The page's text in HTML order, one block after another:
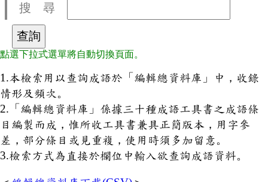
搜 尋
點選下拉式選單將自動切換頁面。
1.本檢索用以查詢成語於「編輯總資料庫」中，收錄
情形及頻次。
2.「編輯總資料庫」係據三十種成語工具書之成語條
目編製而成，惟所收工具書兼具正簡版本，用字參
差，部分條目或見重複，使用時須多加留意。
3.檢索方式為直接於欄位中輸入欲查詢成語資料。